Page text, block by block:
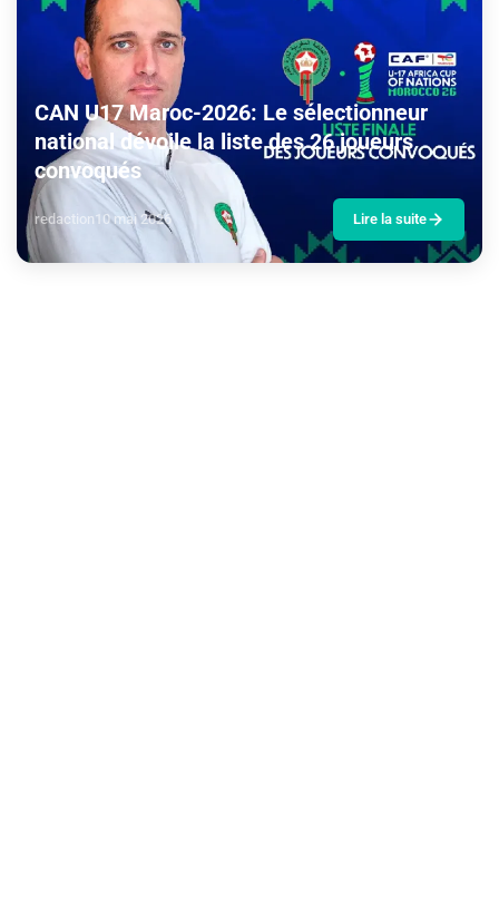
CAN U17 Maroc-2026: Le sélectionneur
national dévoile la liste des 26 joueurs
convoqués
redaction10 mai 2026 Lire la suite